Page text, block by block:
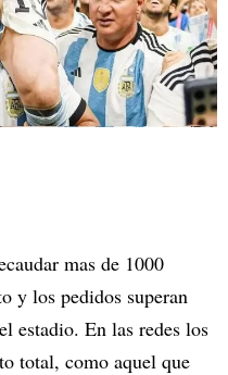
mas de 1000
y los pedidos superan
estadio. En las redes los
total, como aquel que